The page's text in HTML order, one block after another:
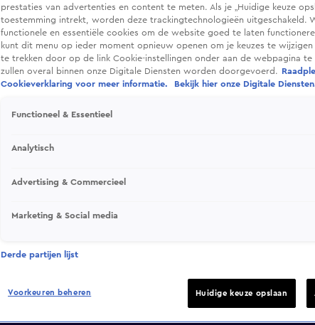
prestaties van advertenties en content te meten. Als je „Huidige keuze
toestemming intrekt, worden deze trackingtechnologieën uitgeschakeld.
functionele en essentiële cookies om de website goed te laten
kunt dit menu op ieder moment opnieuw openen om je keuzes te
te trekken door op de link Cookie-instellingen onder aan de webpagina te
zullen overal binnen onze Digitale Diensten worden doorgevoerd.
Cookieverklaring voor meer informatie.
Bekijk hier onze Digitale
Functioneel & Essentieel
Analytisch
Advertising & Commercieel
Marketing & Social media
Derde partijen lijst
Voorkeuren beheren Huidige keuze opslaan